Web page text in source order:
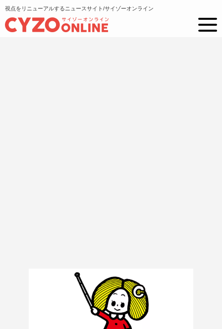
視点をリニューアルするニュースサイト/サイゾーオンライン